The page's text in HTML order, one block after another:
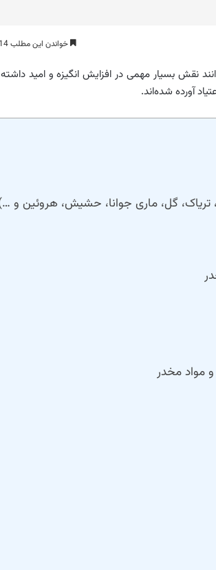
خواندن این مطلب 14 دقیقه زمان میبرد
نقش بسیار مهمی در افزایش انگیزه و امید
آورده شده‌اند.
تریاک، گل، ماری جوانا، حشیش، هروئین و
مواد مخدر